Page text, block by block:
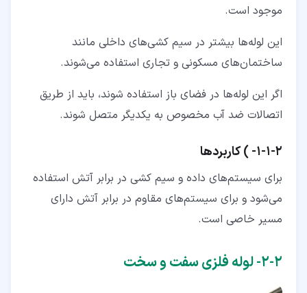
موجود است.
این لوله‌ها بیشتر در سیم کشی‌های داخلی مانند
ساختمان‌های مسکونی و تجاری استفاده می‌شوند.
اگر این لوله‌ها در فضای باز استفاده شوند، باید از طریق
اتصالات ضد آب مخصوص به یکدیگر متصل ‌شوند.
۲‏-‏۱‏-‏۱‏- ) کاربردها
برای سیستم‌های داده و سیم کشی در برابر آتش استفاده
می‌شود و برای سیستم‌های مقاوم در برابر آتش دارای
مسیر خاصی است.
۲‏-‏۲‏- لوله فلزی سفت و سخت